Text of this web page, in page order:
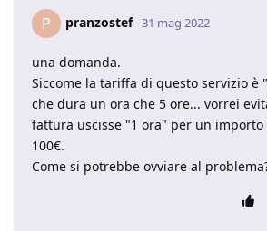
P pranzostef 31 mag 2022
una domanda.
Siccome la tariffa di questo servizio è
che dura un ora che 5 ore... vorrei
fattura uscisse "1 ora" per un importo
100€.
Come si potrebbe ovviare al